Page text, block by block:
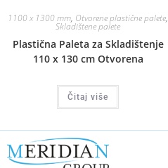
1100 x 1300 mm, Otvorene plastične palete,
Skladištene palete
Plastična Paleta za Skladištenje
110 x 130 cm Otvorena
Čitaj više